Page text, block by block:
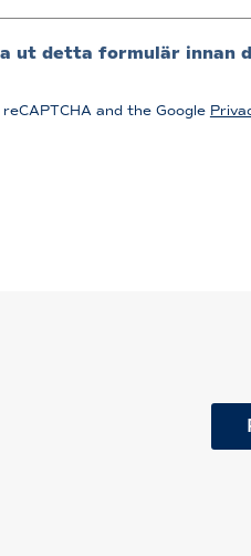
ut detta formulär innan
and the Google